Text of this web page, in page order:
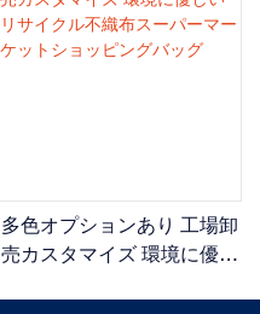
多色オプションあり 工場卸
売カスタマイズ 環境に優し